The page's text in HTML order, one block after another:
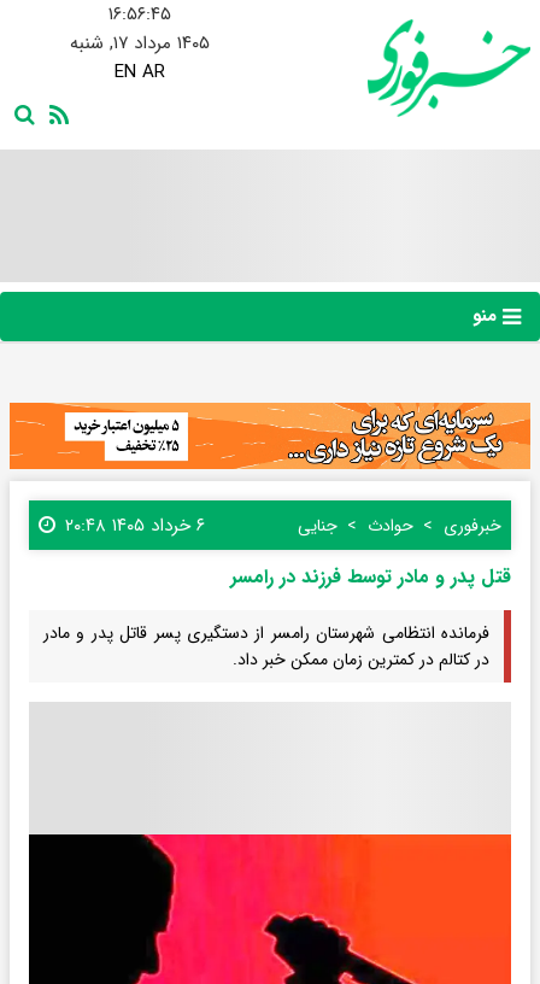
۱۶:۵۶:۴۶
۱۴۰۵ مرداد ۱۷, شنبه
EN AR
منو
خبرفوری حوادث جنایی ۶ خرداد ۱۴۰۵ ۲۰:۴۸
قتل پدر و مادر توسط فرزند در رامسر
فرمانده انتظامی شهرستان رامسر از دستگیری پسر قاتل پدر و مادر
در کتالم در کمترین زمان ممکن خبر داد.